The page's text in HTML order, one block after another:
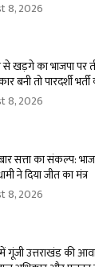
8, 2026
से खड़गे का भाजपा पर
बनी तो पारदर्शी
8, 2026
सत्ता का संकल्प:
ने दिया जीत का मंत्र
8, 2026
गूंजी उत्तराखंड की